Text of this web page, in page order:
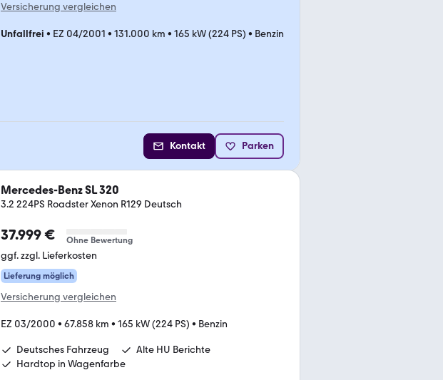
Versicherung vergleichen
Unfallfrei • EZ 04/2001 • 131.000 km • 165 kW (224 PS) • Benzin
Kontakt Parken
Mercedes-Benz SL 320
3.2 224PS Roadster Xenon R129 Deutsch
37.999 € Ohne Bewertung
ggf. zzgl. Lieferkosten
Lieferung möglich
Versicherung vergleichen
EZ 03/2000 • 67.858 km • 165 kW (224 PS) • Benzin
Deutsches Fahrzeug
Alte HU Berichte
Hardtop in Wagenfarbe